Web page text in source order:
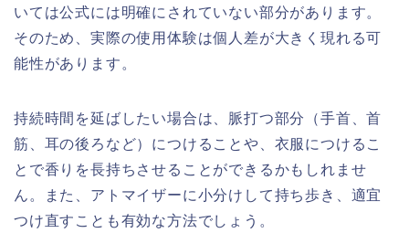
いては公式には明確にされていない部分があります。
そのため、実際の使用体験は個人差が大きく現れる可
能性があります。
持続時間を延ばしたい場合は、脈打つ部分（手首、首
筋、耳の後ろなど）につけることや、衣服につけるこ
とで香りを長持ちさせることができるかもしれませ
ん。また、アトマイザーに小分けして持ち歩き、適宜
つけ直すことも有効な方法でしょう。